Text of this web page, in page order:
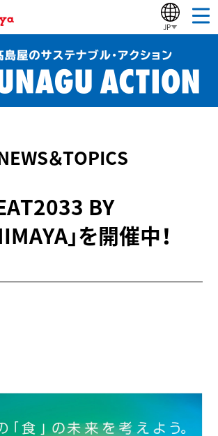
JP
チャンネル
ープの取り組み
高島屋
＆TOPICS
BY
」を開催中！